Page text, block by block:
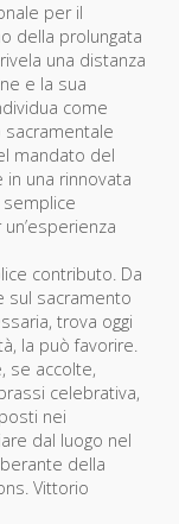
per il
della prolungata
una distanza
e la sua
come
mandato del
una rinnovata
contributo. Da
sul sacramento
trova oggi
la può favorire.
se accolte,
celebrativa,
nei
dal luogo nel
della
Vittorio